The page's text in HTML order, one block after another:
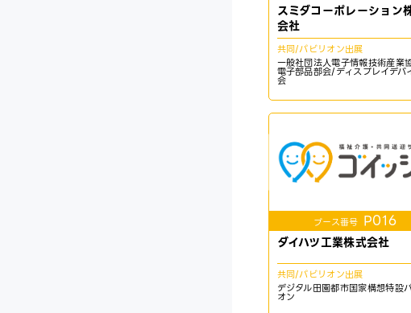
スミダコーポレーション
会社
共同/パビリオン出展
一般社団法人電子情報技術産業
電子部品部会/ディスプレイデバ
会
ブース番号 P016
ダイハツ工業株式会社
共同/パビリオン出展
デジタル田園都市国家構想特設
オン